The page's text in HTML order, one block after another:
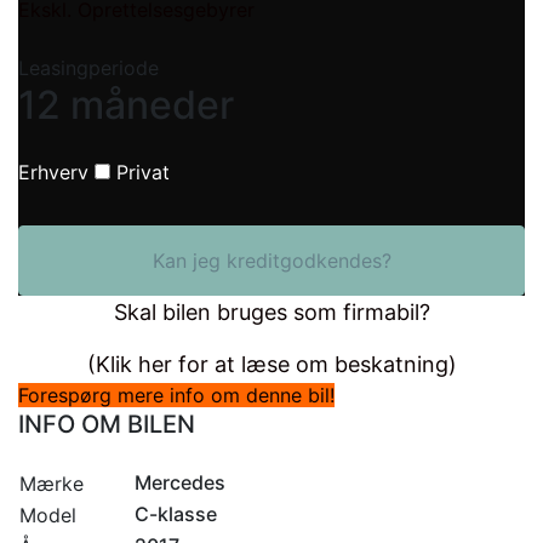
Leasingperiode
12 måneder
Erhverv Privat
Kan jeg kreditgodkendes?
Skal bilen bruges som firmabil?
(Klik her for at læse om beskatning)
Forespørg mere info om denne bil!
INFO OM BILEN
Mærke
Mercedes
Model
C-klasse